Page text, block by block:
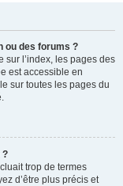
ou des forums ?
sur l’index, les pages des
est accessible en
sur toutes les pages du
?
trop de termes
d’être plus précis et